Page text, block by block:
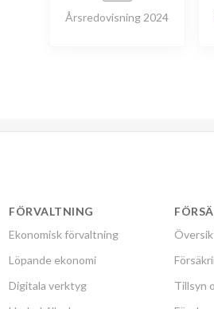
Årsredovisning 2024
FÖRVALTNING
Ekonomisk förvaltning
Löpande ekonomi
Digitala verktyg
Tillsyn